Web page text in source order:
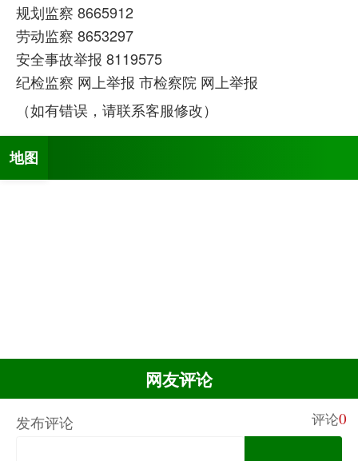
规划监察 8665912
劳动监察 8653297
安全事故举报 8119575
纪检监察 网上举报 市检察院 网上举报
（如有错误，请联系客服修改）
地图
网友评论
发布评论 评论0